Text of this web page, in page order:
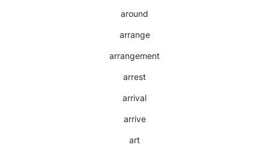
around
arrange
arrangement
arrest
arrival
arrive
art